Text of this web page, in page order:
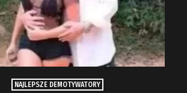
NAJLEPSZE DEMOTYWATORY